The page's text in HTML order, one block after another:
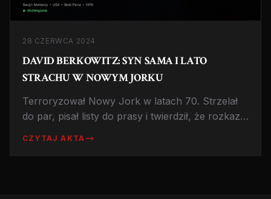
28 CZERWCA 2024
DAVID BERKOWITZ: SYN SAMA I LATO
STRACHU W NOWYM JORKU
Terroryzował Nowy Jork w latach 70. Strzelał
do par, pisał listy do prasy i twierdził, że rozkazy
CZYTAJ AKTA